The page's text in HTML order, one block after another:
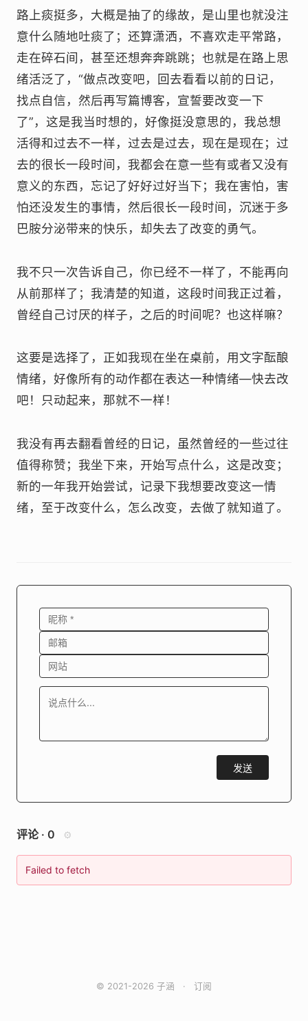
路上痰挺多，大概是抽了的缘故，是山里也就没注
意什么随地吐痰了；还算潇洒，不喜欢走平常路，
走在碎石间，甚至还想奔奔跳跳；也就是在路上思
绪活泛了，“做点改变吧，回去看看以前的日记，
找点自信，然后再写篇博客，宣誓要改变一下
了”，这是我当时想的，好像挺没意思的，我总想
活得和过去不一样，过去是过去，现在是现在；过
去的很长一段时间，我都会在意一些有或者又没有
意义的东西，忘记了好好过好当下；我在害怕，害
怕还没发生的事情，然后很长一段时间，沉迷于多
巴胺分泌带来的快乐，却失去了改变的勇气。
我不只一次告诉自己，你已经不一样了，不能再向
从前那样了；我清楚的知道，这段时间我正过着，
曾经自己讨厌的样子，之后的时间呢？也这样嘛？
这要是选择了，正如我现在坐在桌前，用文字酝酿
情绪，好像所有的动作都在表达一种情绪—快去改
吧！只动起来，那就不一样！
我没有再去翻看曾经的日记，虽然曾经的一些过往
值得称赞；我坐下来，开始写点什么，这是改变；
新的一年我开始尝试，记录下我想要改变这一情
绪，至于改变什么，怎么改变，去做了就知道了。
发送
评论 · 0 ⚙
Failed to fetch
© 2021-2026 子涵 · 订阅